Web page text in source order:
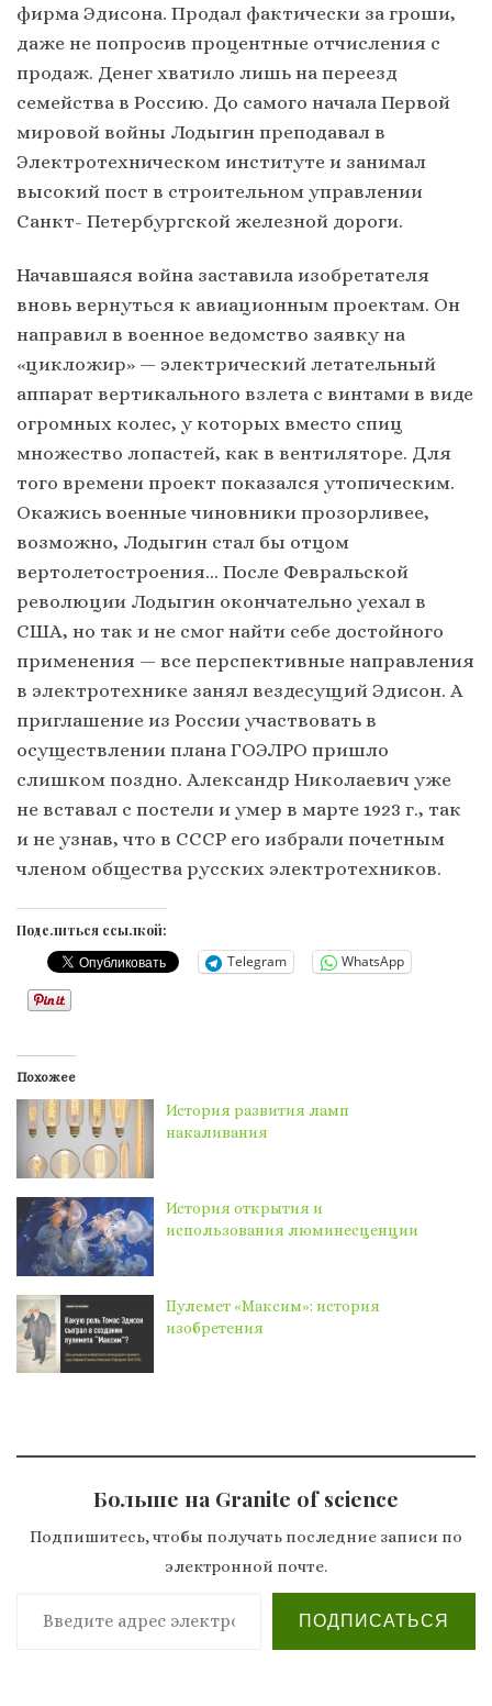
фирма Эдисона. Продал фактически за гроши,
даже не попросив процентные отчисления с
продаж. Денег хватило лишь на переезд
семейства в Россию. До самого начала Первой
мировой войны Лодыгин преподавал в
Электротехническом институте и занимал
высокий пост в строительном управлении
Санкт- Петербургской железной дороги.
Начавшаяся война заставила изобретателя
вновь вернуться к авиационным проектам. Он
направил в военное ведомство заявку на
«цикложир» — электрический летательный
аппарат вертикального взлета с винтами в виде
огромных колес, у которых вместо спиц
множество лопастей, как в вентиляторе. Для
того времени проект показался утопическим.
Окажись военные чиновники прозорливее,
возможно, Лодыгин стал бы отцом
вертолетостроения… После Февральской
революции Лодыгин окончательно уехал в
США, но так и не смог найти себе достойного
применения — все перспективные направления
в электротехнике занял вездесущий Эдисон. А
приглашение из России участвовать в
осуществлении плана ГОЭЛРО пришло
слишком поздно. Александр Николаевич уже
не вставал с постели и умер в марте 1923 г., так
и не узнав, что в СССР его избрали почетным
членом общества русских электротехников.
Поделиться ссылкой:
Telegram WhatsApp
Похожее
История развития ламп
накаливания
История открытия и
использования люминесценции
Пулемет «Максим»: история
изобретения
Больше на Granite of science
Подпишитесь, чтобы получать последние записи по
электронной почте.
Введите адрес электронной почты…
ПОДПИСАТЬСЯ